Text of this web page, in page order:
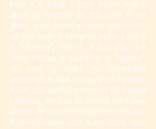
fogo e a água – para assim agir e
atuar. O segredo da felicidade é ser
ativo, mas estar sempre consciente
de que tudo é mera atuação. Esse é
o “dharma”, isto é, a Retidão, que
deve regular e santificar o “karma”,
ou seja, a ação. As conquistas
tecnológicas que levam o ser humano
à Lua são também eventos do Drama
Cósmico, no qual os atores principais
atuam de acordo com o Plano Divino.
A identificação com a aventura, com